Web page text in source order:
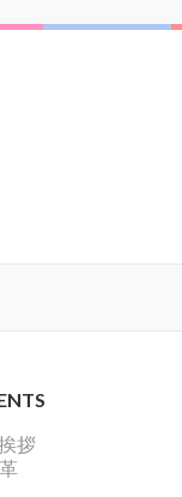
拶